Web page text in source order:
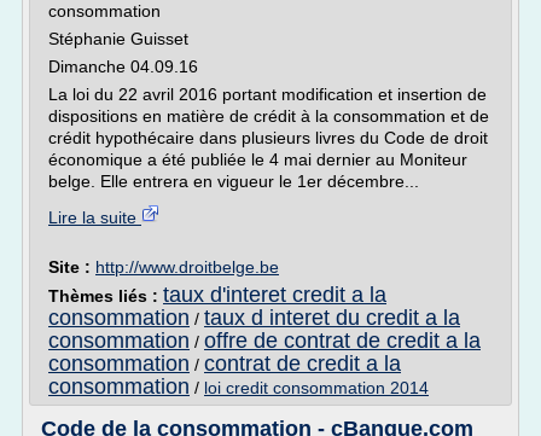
consommation
Stéphanie Guisset
Dimanche 04.09.16
La loi du 22 avril 2016 portant modification et insertion de
dispositions en matière de crédit à la consommation et de
crédit hypothécaire dans plusieurs livres du Code de droit
économique a été publiée le 4 mai dernier au Moniteur
belge. Elle entrera en vigueur le 1er décembre...
Lire la suite
Site : http://www.droitbelge.be
Thèmes liés : taux d'interet credit a la
consommation / taux d interet du credit a la
consommation / offre de contrat de credit a la
consommation / contrat de credit a la
consommation / loi credit consommation 2014
Code de la consommation - cBanque.com